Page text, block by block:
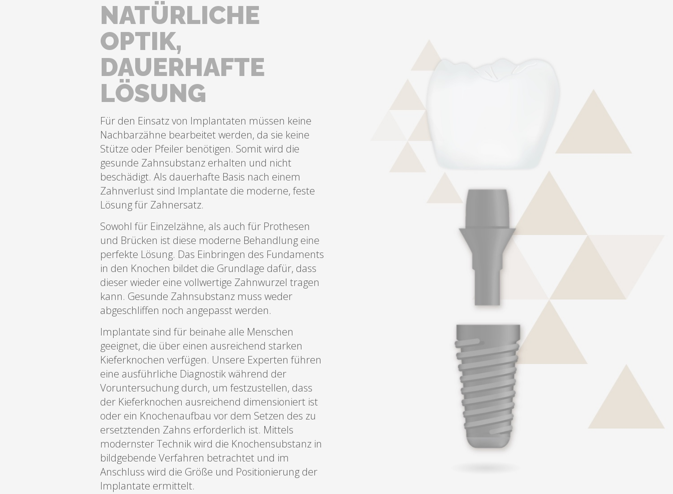
NATÜRLICHE
OPTIK,
DAUERHAFTE
LÖSUNG
Für den Einsatz von Implantaten müssen keine
Nachbarzähne bearbeitet werden, da sie keine
Stütze oder Pfeiler benötigen. Somit wird die
gesunde Zahnsubstanz erhalten und nicht
beschädigt. Als dauerhafte Basis nach einem
Zahnverlust sind Implantate die moderne, feste
Lösung für Zahnersatz.
Sowohl für Einzelzähne, als auch für Prothesen
und Brücken ist diese moderne Behandlung eine
perfekte Lösung. Das Einbringen des Fundaments
in den Knochen bildet die Grundlage dafür, dass
dieser wieder eine vollwertige Zahnwurzel tragen
kann. Gesunde Zahnsubstanz muss weder
abgeschliffen noch angepasst werden.
Implantate sind für beinahe alle Menschen
geeignet, die über einen ausreichend starken
Kieferknochen verfügen. Unsere Experten führen
eine ausführliche Diagnostik während der
Voruntersuchung durch, um festzustellen, dass
der Kieferknochen ausreichend dimensioniert ist
oder ein Knochenaufbau vor dem Setzen des zu
ersetztenden Zahns erforderlich ist. Mittels
modernster Technik wird die Knochensubstanz in
bildgebende Verfahren betrachtet und im
Anschluss wird die Größe und Positionierung der
Implantate ermittelt.